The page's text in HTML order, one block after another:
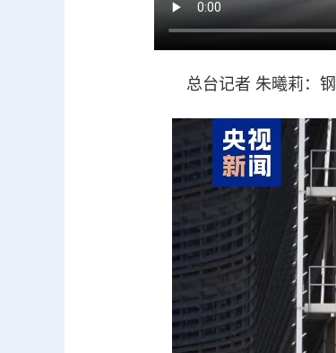
总台记者 朱曦莉：钢